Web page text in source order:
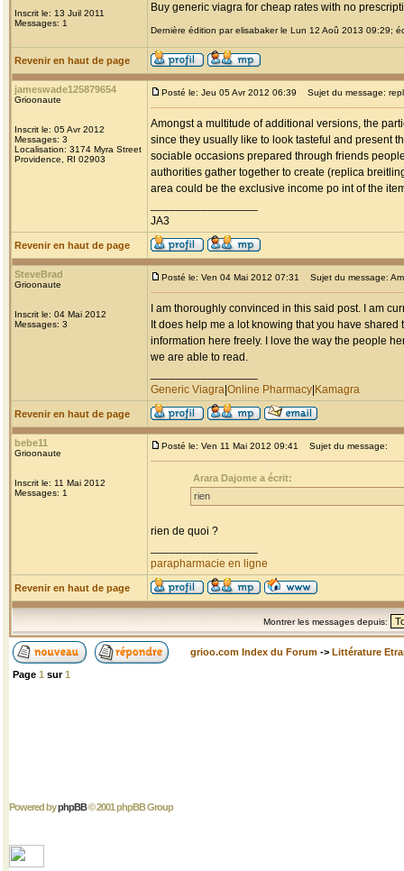
Inscrit le: 13 Juil 2011
Messages: 1
Buy generic viagra for cheap rates with no
Dernière édition par elisabaker le Lun 12 Aoû 2013 09:29;
Revenir en haut de page
jameswade125879654
Grioonaute
Inscrit le: 05 Avr 2012
Messages: 3
Localisation: 3174 Myra Street
Providence, RI 02903
Posté le: Jeu 05 Avr 2012 06:39 Sujet du message:
Amongst a multitude of additional versions, the
since they usually like to look tasteful and present
sociable occasions prepared through friends
authorities gather together to create (replica
area could be the exclusive income po int of the
JA3
Revenir en haut de page
SteveBrad
Grioonaute
Inscrit le: 04 Mai 2012
Messages: 3
Posté le: Ven 04 Mai 2012 07:31 Sujet du message:
I am thoroughly convinced in this said post. I am
It does help me a lot knowing that you have shared
information here freely. I love the way the people
we are able to read.
Generic Viagra Online Pharmacy Kamagra
Revenir en haut de page
bebe11
Grioonaute
Inscrit le: 11 Mai 2012
Messages: 1
Posté le: Ven 11 Mai 2012 09:41 Sujet du message:
Arara Dajome a écrit:
rien
rien de quoi ?
parapharmacie en ligne
Revenir en haut de page
Montrer les messages depuis:
grioo.com Index du Forum -> Littérature
Page 1 sur1
Powered byphpBB© 2001 phpBB Group